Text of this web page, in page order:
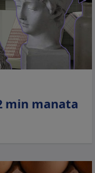
min manata